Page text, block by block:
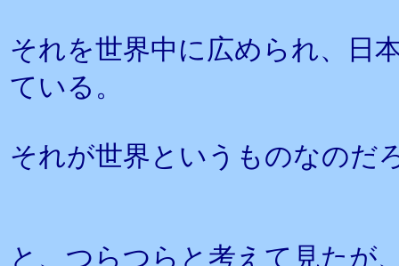
それを世界中に広められ、日
ている。
それが世界というものなのだ
と、つらつらと考えて見たが